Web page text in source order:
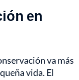
en
va más
vida. El